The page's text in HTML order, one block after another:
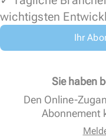
wichtigsten
Ihr
Sie haben
Den Online-
Abonnement